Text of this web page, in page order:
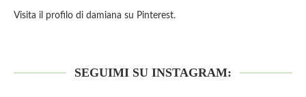
Visita il profilo di damiana su Pinterest.
SEGUIMI SU INSTAGRAM: